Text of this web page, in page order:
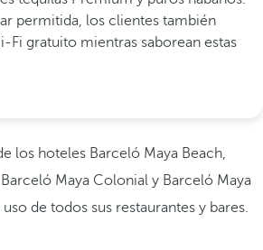
permitida, los clientes también
Fi gratuito mientras saborean estas
los hoteles Barceló Maya Beach,
Maya Colonial y Barceló Maya
de todos sus restaurantes y bares.